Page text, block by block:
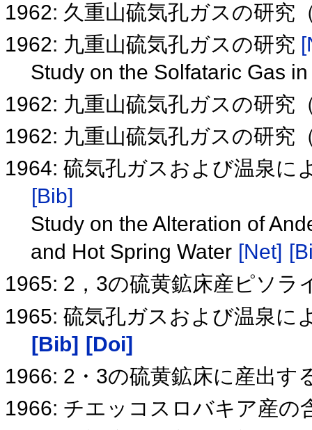
1962: 久重山硫気孔ガスの研究
1962: 九重山硫気孔ガスの研究
Study on the Solfataric Gas
1962: 九重山硫気孔ガスの研究
1962: 九重山硫気孔ガスの研究
1964: 硫気孔ガスおよび温泉
[Bib]
Study on the Alteration of
and Hot Spring Water [Net]
1965: 2，3の硫黄鉱床産ピソ
1965: 硫気孔ガスおよび温泉
[Bib] [Doi]
1966: 2・3の硫黄鉱床に産出
1966: チエッコスロバキア産